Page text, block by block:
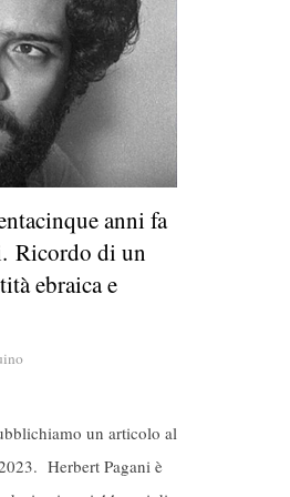
anni fa
Ricordo di un
ebraica e
un articolo al
Herbert Pagani è